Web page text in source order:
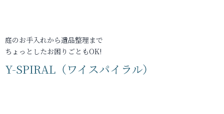
庭のお手入れから遺品整理まで
ちょっとしたお困りごともOK!
Y-SPIRAL（ワイスパイラル）